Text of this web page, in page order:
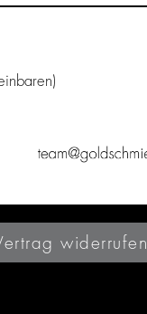
widerrufen